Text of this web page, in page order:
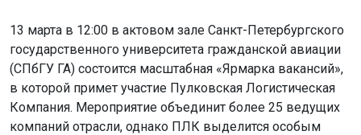
13 марта в 12:00 в актовом зале Санкт-Петербургского
государственного университета гражданской авиации
(СПбГУ ГА) состоится масштабная «Ярмарка вакансий»,
в которой примет участие Пулковская Логистическая
Компания. Мероприятие объединит более 25 ведущих
компаний отрасли, однако ПЛК выделится особым